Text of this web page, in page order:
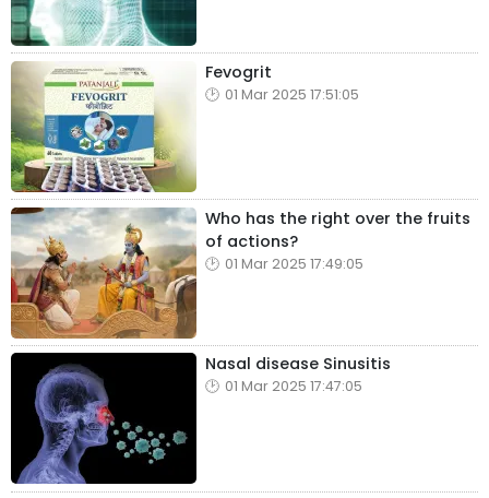
Fevogrit
01 Mar 2025 17:51:05
Who has the right over the fruits
of actions?
01 Mar 2025 17:49:05
Nasal disease Sinusitis
01 Mar 2025 17:47:05